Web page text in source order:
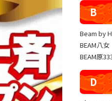
YUKO
ヴァ
三共
熊本の
協力
ゼッ
B
Beam by
BEAM八女
BEAM原
D